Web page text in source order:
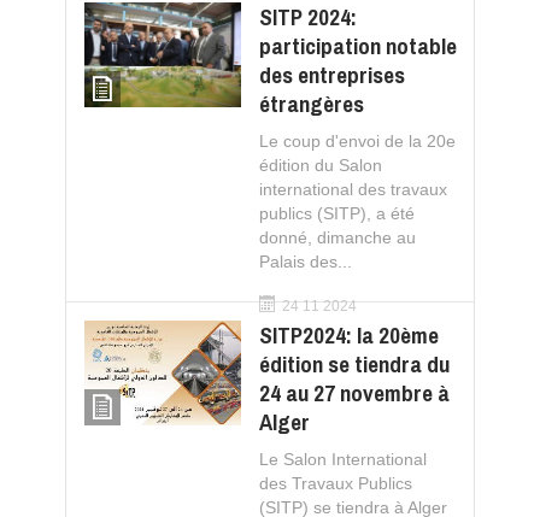
SITP 2024:
participation notable
des entreprises
étrangères
Le coup d'envoi de la 20e
édition du Salon
international des travaux
publics (SITP), a été
donné, dimanche au
Palais des...
24 11 2024
SITP2024: la 20ème
édition se tiendra du
24 au 27 novembre à
Alger
Le Salon International
des Travaux Publics
(SITP) se tiendra à Alger